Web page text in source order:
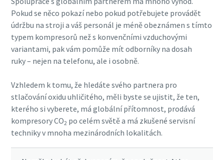
Pokud se něco pokazí nebo pokud potřebujete provádět
údržbu na stroji a váš personál je méně obeznámen s tímto
typem kompresorů než s konvenčními vzduchovými
variantami, pak vám pomůže mít odborníky na dosah
ruky – nejen na telefonu, ale i osobně.
Vzhledem k tomu, že hledáte svého partnera pro
stlačování oxidu uhličitého, měli byste se ujistit, že ten,
kterého si vyberete, má globální přítomnost, prodává
kompresory CO2 po celém světě a má zkušené servisní
techniky v mnoha mezinárodních lokalitách.